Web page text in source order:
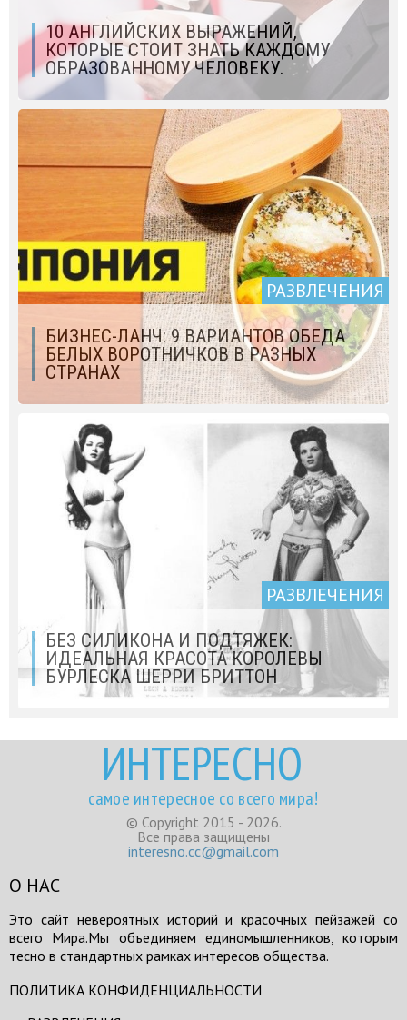
10 АНГЛИЙСКИХ ВЫРАЖЕНИЙ,
КОТОРЫЕ СТОИТ ЗНАТЬ КАЖДОМУ
ОБРАЗОВАННОМУ ЧЕЛОВЕКУ.
РАЗВЛЕЧЕНИЯ
БИЗНЕС-ЛАНЧ: 9 ВАРИАНТОВ ОБЕДА
БЕЛЫХ ВОРОТНИЧКОВ В РАЗНЫХ
СТРАНАХ
РАЗВЛЕЧЕНИЯ
БЕЗ СИЛИКОНА И ПОДТЯЖЕК:
ИДЕАЛЬНАЯ КРАСОТА КОРОЛЕВЫ
БУРЛЕСКА ШЕРРИ БРИТТОН
ИНТЕРЕСНО
самое интересное со всего мира!
© Copyright 2015 - 2026.
Все права защищены
interesno.cc@gmail.com
О НАС
Это сайт невероятных историй и красочных пейзажей со
всего Мира.Мы объединяем единомышленников, которым
тесно в стандартных рамках интересов общества.
ПОЛИТИКА КОНФИДЕНЦИАЛЬНОСТИ